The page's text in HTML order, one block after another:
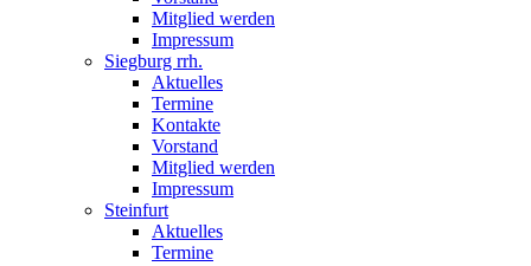
Mitglied werden
Impressum
Siegburg rrh.
Aktuelles
Termine
Kontakte
Vorstand
Mitglied werden
Impressum
Steinfurt
Aktuelles
Termine